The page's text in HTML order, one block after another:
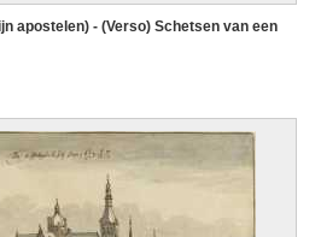
apostelen) - (Verso) Schetsen van een